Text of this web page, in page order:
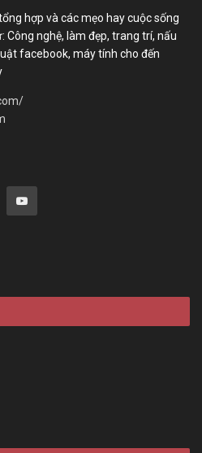
hợp và các mẹo hay cuộc sống
Công nghệ, làm đẹp, trang trí, nấu
facebook, máy tính cho đến